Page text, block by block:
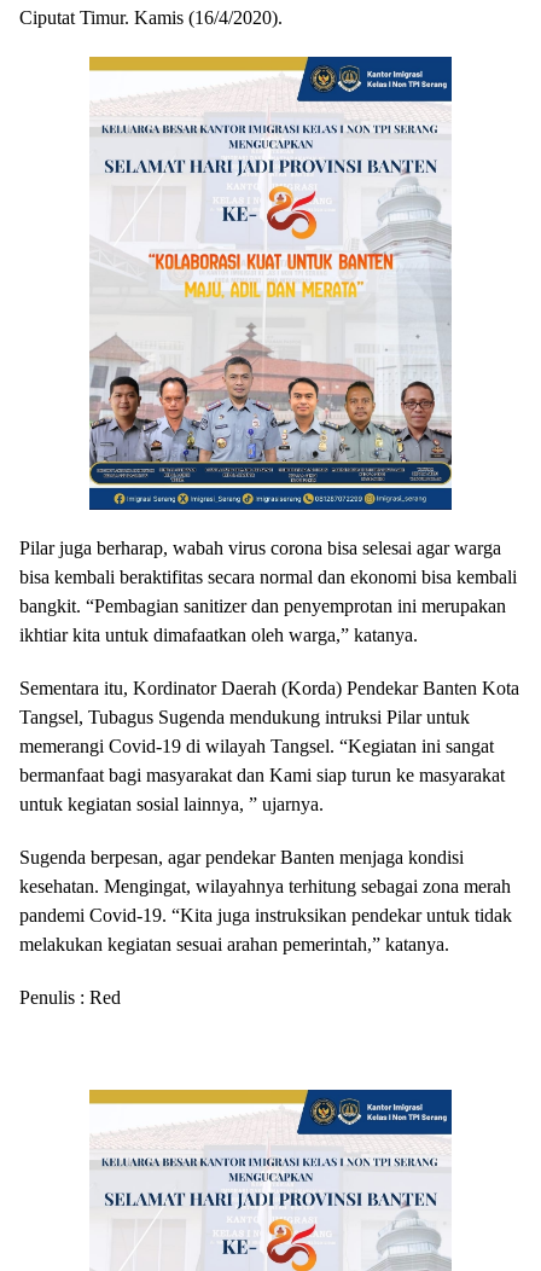
Ciputat Timur. Kamis (16/4/2020).
Pilar juga berharap, wabah virus corona bisa selesai agar warga
bisa kembali beraktifitas secara normal dan ekonomi bisa kembali
bangkit. “Pembagian sanitizer dan penyemprotan ini merupakan
ikhtiar kita untuk dimafaatkan oleh warga,” katanya.
Sementara itu, Kordinator Daerah (Korda) Pendekar Banten Kota
Tangsel, Tubagus Sugenda mendukung intruksi Pilar untuk
memerangi Covid-19 di wilayah Tangsel. “Kegiatan ini sangat
bermanfaat bagi masyarakat dan Kami siap turun ke masyarakat
untuk kegiatan sosial lainnya, ” ujarnya.
Sugenda berpesan, agar pendekar Banten menjaga kondisi
kesehatan. Mengingat, wilayahnya terhitung sebagai zona merah
pandemi Covid-19. “Kita juga instruksikan pendekar untuk tidak
melakukan kegiatan sesuai arahan pemerintah,” katanya.
Penulis : Red